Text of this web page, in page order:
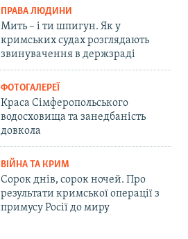
ПРАВА ЛЮДИНИ
Мить – і ти шпигун. Як у
кримських судах розглядають
звинувачення в держзраді
ФОТОГАЛЕРЕЇ
Краса Сімферопольського
водосховища та занедбаність
довкола
ВІЙНА ТА КРИМ
Сорок днів, сорок ночей. Про
результати кримської операції з
примусу Росії до миру